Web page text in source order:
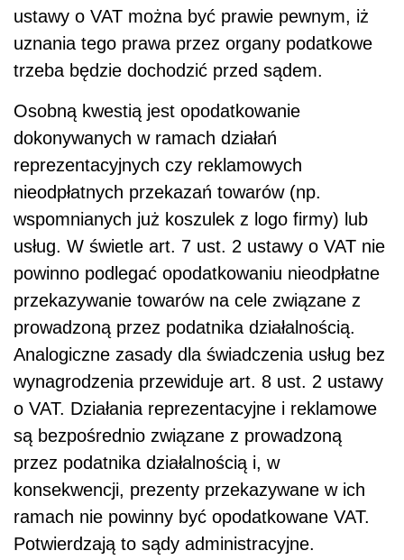
ustawy o VAT można być prawie pewnym, iż
uznania tego prawa przez organy podatkowe
trzeba będzie dochodzić przed sądem.
Osobną kwestią jest opodatkowanie
dokonywanych w ramach działań
reprezentacyjnych czy reklamowych
nieodpłatnych przekazań towarów (np.
wspomnianych już koszulek z logo firmy) lub
usług. W świetle art. 7 ust. 2 ustawy o VAT nie
powinno podlegać opodatkowaniu nieodpłatne
przekazywanie towarów na cele związane z
prowadzoną przez podatnika działalnością.
Analogiczne zasady dla świadczenia usług bez
wynagrodzenia przewiduje art. 8 ust. 2 ustawy
o VAT. Działania reprezentacyjne i reklamowe
są bezpośrednio związane z prowadzoną
przez podatnika działalnością i, w
konsekwencji, prezenty przekazywane w ich
ramach nie powinny być opodatkowane VAT.
Potwierdzają to sądy administracyjne.